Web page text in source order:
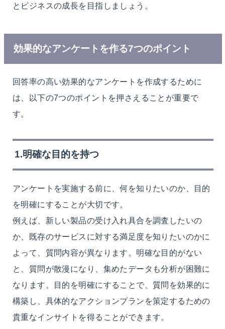
とビジネスの成長を目指しましょう。
効果的なアンケートを作る7つのポイント
回答率の高い効果的なアンケートを作成するために
は、以下の7つのポイントを押さえることが重要で
す。
1.明確な目的を持つ
アンケートを実施する前に、何を知りたいのか、目的
を明確にすることが大切です。
例えば、新しい製品の受け入れ具合を調査したいの
か、既存のサービスに対する満足度を知りたいのかに
よって、質問内容が異なります。明確な目的がない
と、質問が散漫になり、集めたデータも分析が困難に
なります。目的を明確にすることで、質問を効果的に
構築し、具体的なアクションプランを策定するための
貴重なインサイトを得ることができます。